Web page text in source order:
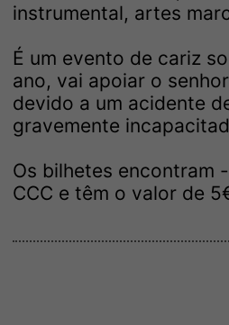
instrumental, artes
É um evento de cariz
ano, vai apoiar o
devido a um acidente
gravemente
Os bilhetes encontram
CCC e têm o valor de